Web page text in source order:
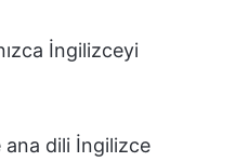
İngilizceyi
ana dili İngilizce